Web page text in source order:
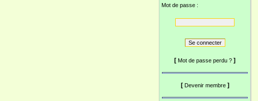
Mot de passe :
[ Mot de passe perdu ? ]
[ Devenir membre]